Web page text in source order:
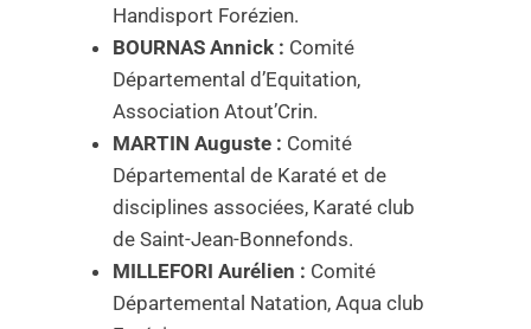
Handisport Forézien.
BOURNAS Annick : Comité
Départemental d’Equitation,
Association Atout’Crin.
MARTIN Auguste : Comité
Départemental de Karaté et de
disciplines associées, Karaté club
de Saint-Jean-Bonnefonds.
MILLEFORI Aurélien : Comité
Départemental Natation, Aqua club